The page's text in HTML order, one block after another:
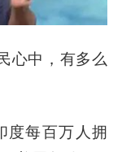
心中，有多么
度每百万人拥